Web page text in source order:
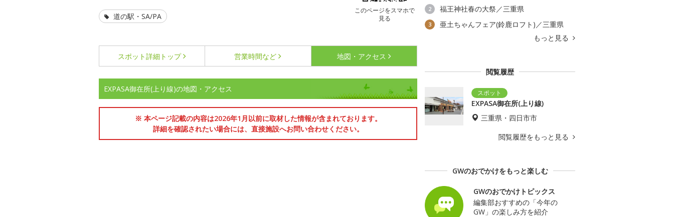
このページをスマホで
見る
道の駅・SA/PA
スポット詳細 トップ 営業時間など 地図・アクセス
EXPASA御在所(上り線)の地図・アクセス
※ 本ページ記載の内容は2026年1月以前に取材した情報が含まれております。
詳細を確認されたい場合には、直接施設へお問い合わせください。
2 福王神社春の大祭／三重県
3
亜土ちゃんフェア(鈴鹿ロフト)／三重県
もっと見る
閲覧履歴
EXPASA御在所(上り線)
三重県・四日市市
閲覧履歴をもっと見る
GWのおでかけをもっと楽しむ
GWのおでかけトピックス
編集部おすすめの「今年の
GW」の楽しみ方を紹介